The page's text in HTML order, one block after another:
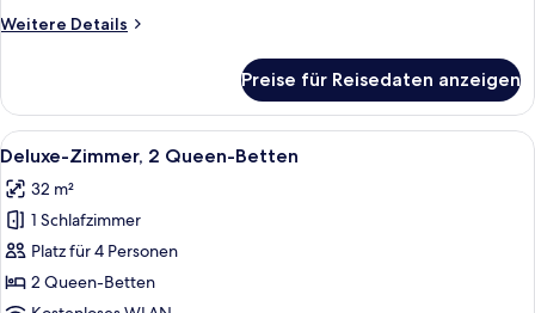
Side)
Weitere Details
Weitere
Zimmer,
1 King-
Bett
Side)
Preise für Reisedaten anzeigen
Alle
Fotos
für
Deluxe-
Zimmer,
2 Queen-
Ein Hotelzimmer mit zwei Betten,
5
Deluxe-Zimmer, 2 Queen-Betten
32 m²
1 Schlafzimmer
Platz für 4 Personen
2 Queen-Betten